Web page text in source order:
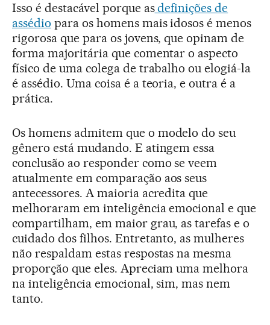
Isso é destacável porque asdefinições de
assédio para os homens mais idosos é menos
rigorosa que para os jovens, que opinam de
forma majoritária que comentar o aspecto
físico de uma colega de trabalho ou elogiá-la
é assédio. Uma coisa é a teoria, e outra é a
prática.
Os homens admitem que o modelo do seu
gênero está mudando. E atingem essa
conclusão ao responder como se veem
atualmente em comparação aos seus
antecessores. A maioria acredita que
melhoraram em inteligência emocional e que
compartilham, em maior grau, as tarefas e o
cuidado dos filhos. Entretanto, as mulheres
não respaldam estas respostas na mesma
proporção que eles. Apreciam uma melhora
na inteligência emocional, sim, mas nem
tanto.